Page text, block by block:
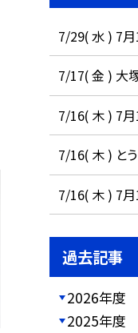
7/29( 水 ) 7
7/17( 金 ) 大
7/16( 木 ) 7
7/16( 木 ) と
7/16( 木 ) 7
過去記事
2026年度
2025年度